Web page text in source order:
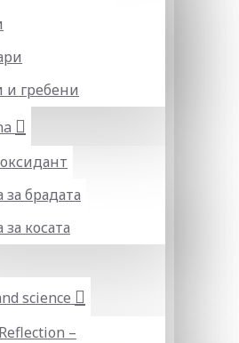
и гребени
брадата
косата
science
–